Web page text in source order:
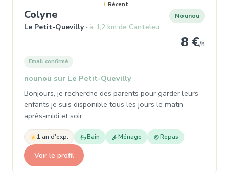
Récent
Colyne , Nounou à Le Petit-Quevilly
Le Petit-Quevilly à 1,2 km de Canteleu
Nounou
8 €/h
Email confirmé
nounou sur Le Petit-Quevilly
Bonjours, je recherche des parents pour garder leurs
enfants je suis disponible tous les jours le matin
après-midi et soir.
1 an d'exp. Bain Ménage Repas
Voir le profil